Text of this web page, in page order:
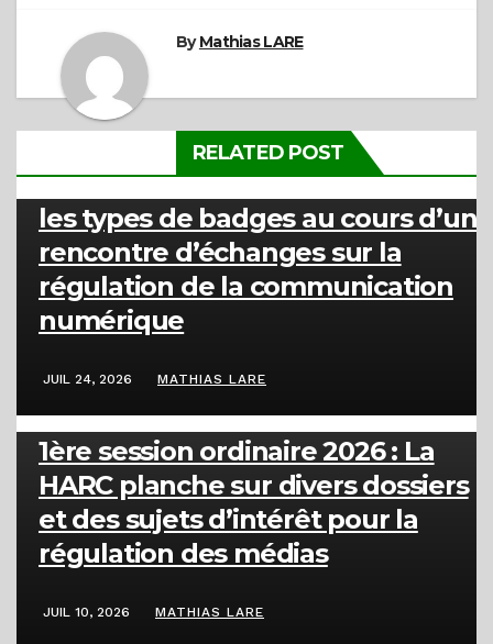
ByMathias LARE
RELATED POST
La HARC clarifie la distinction entre
les types de badges au cours d’une
rencontre d’échanges sur la
régulation de la communication
numérique
JUIL 24, 2026 MATHIAS LARE
ACTUALITÉS
1ère session ordinaire 2026 : La
HARC planche sur divers dossiers
et des sujets d’intérêt pour la
régulation des médias
JUIL 10, 2026 MATHIAS LARE